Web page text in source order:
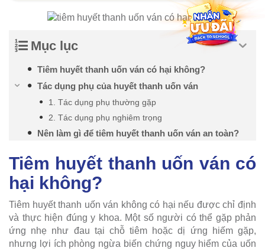
Mục lục
Tiêm huyết thanh uốn ván có hại không?
Tác dụng phụ của huyết thanh uốn ván
1. Tác dụng phụ thường gặp
2. Tác dụng phụ nghiêm trọng
Nên làm gì để tiêm huyết thanh uốn ván an toàn?
Tiêm huyết thanh uốn ván có
hại không?
Tiêm huyết thanh uốn ván không có hại nếu được chỉ định
và thực hiện đúng y khoa. Một số người có thể gặp phản
ứng nhẹ như đau tại chỗ tiêm hoặc dị ứng hiếm gặp,
nhưng lợi ích phòng ngừa biến chứng nguy hiểm của uốn